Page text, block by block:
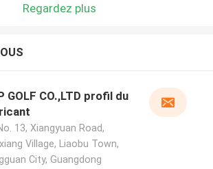
Regardez plus
GOLF CO.,LTD profil du
13, Xiangyuan Road,
Village, Liaobu Town,
City, Guangdong